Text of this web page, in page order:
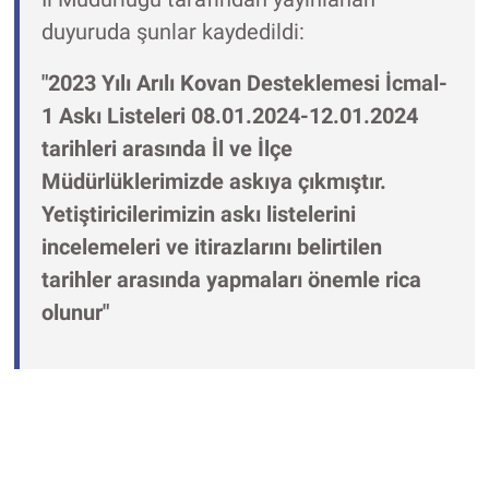
duyuruda şunlar kaydedildi:
"2023 Yılı Arılı Kovan Desteklemesi İcmal-
1 Askı Listeleri 08.01.2024-12.01.2024
tarihleri arasında İl ve İlçe
Müdürlüklerimizde askıya çıkmıştır.
Yetiştiricilerimizin askı listelerini
incelemeleri ve itirazlarını belirtilen
tarihler arasında yapmaları önemle rica
olunur"